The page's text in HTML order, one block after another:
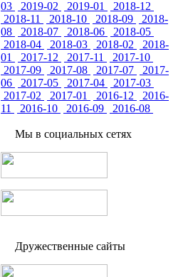
03
2019-02 2019-01
2018-12
2018-11
2018-10 2018-09
2018-
08
2018-07 2018-06
2018-05
2018-04
2018-03 2018-02
2018-
01
2017-12 2017-11
2017-10
2017-09
2017-08 2017-07
2017-
06
2017-05 2017-04
2017-03
2017-02
2017-01 2016-12
2016-
11
2016-10 2016-09 2016-08
Мы в социальных сетях
Дружественные сайты